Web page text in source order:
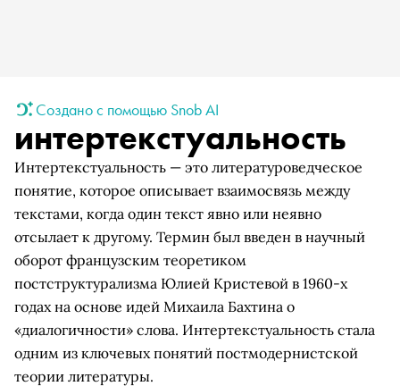
Создано с помощью Snob AI
интертекстуальность
Интертекстуальность — это литературоведческое
понятие, которое описывает взаимосвязь между
текстами, когда один текст явно или неявно
отсылает к другому. Термин был введен в научный
оборот французским теоретиком
постструктурализма Юлией Кристевой в 1960-х
годах на основе идей Михаила Бахтина о
«диалогичности» слова. Интертекстуальность стала
одним из ключевых понятий постмодернистской
теории литературы.